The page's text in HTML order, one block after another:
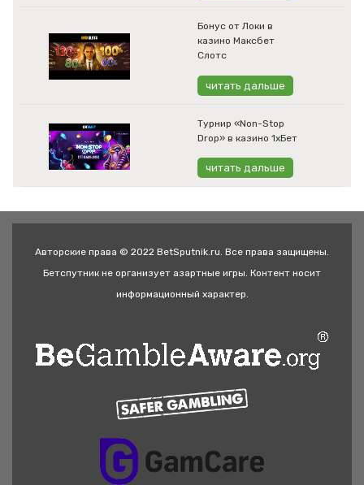
Бонус от Локи в
казино Максбет
Слотс
читать дальше
Турнир «Non-Stop
Drop» в казино 1хБет
читать дальше
Авторские права © 2022 BetSputnik.ru. Все права защищены.
Бетспутник не организует азартные игры. Контент носит
информационный характер.